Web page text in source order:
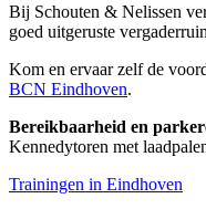
Bij Schouten & Nelissen
goed uitgeruste
Kom en ervaar zelf de
BCN Eindhoven.
Bereikbaarheid en
Kennedytoren met
Trainingen in Eindhoven